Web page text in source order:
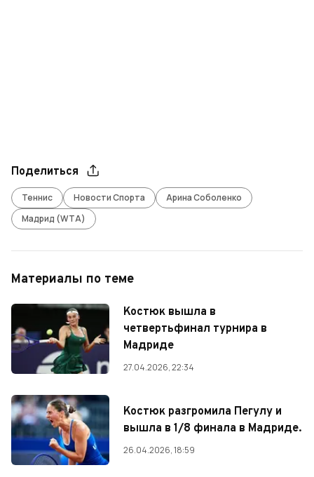
Поделиться
Теннис Новости Спорта
Арина Соболенко
Мадрид (WTA)
Материалы по теме
Костюк вышла в
четвертьфинал турнира в
Мадриде
27.04.2026, 22:34
Костюк разгромила Пегулу и
вышла в 1/8 финала в Мадриде.
26.04.2026, 18:59